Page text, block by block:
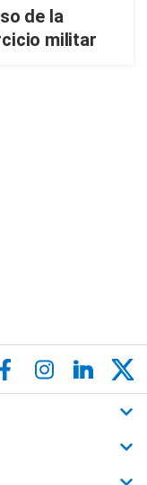
de la
militar